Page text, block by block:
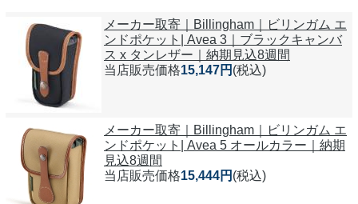
メーカー取寄｜Billingham｜ビリンガム エ
ンドポケット| Avea 3｜ブラックキャンバ
ス x タンレザー｜納期見込8週間
当店販売価格15,147円 (税込)
メーカー取寄｜Billingham｜ビリンガム エ
ンドポケット| Avea 5 オールカラー｜納期
見込8週間
当店販売価格15,444円 (税込)